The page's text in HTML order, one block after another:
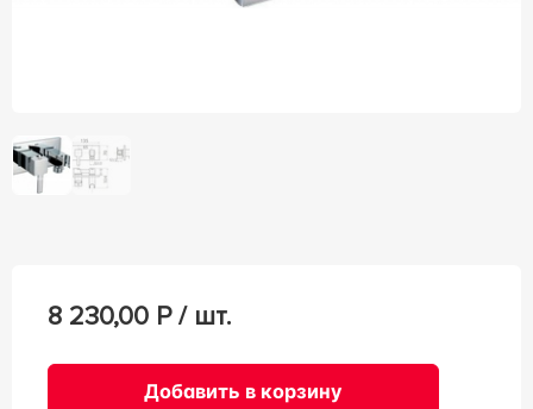
8 230,00 Р / шт.
Добавить в корзину